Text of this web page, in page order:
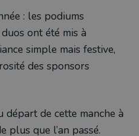
: les podiums
ont été mis à
simple mais festive,
des sponsors
de cette manche à
que l’an passé.